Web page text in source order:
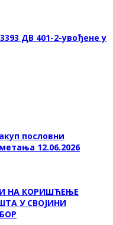
ДВ 401-2-увођене у
пословни
12.06.2026
НА КОРИШЋЕЊЕ
У СВОЈИНИ